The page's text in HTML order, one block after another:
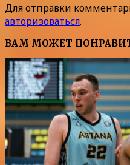
Для отправки
авторизоваться.
ВАМ МОЖЕТ